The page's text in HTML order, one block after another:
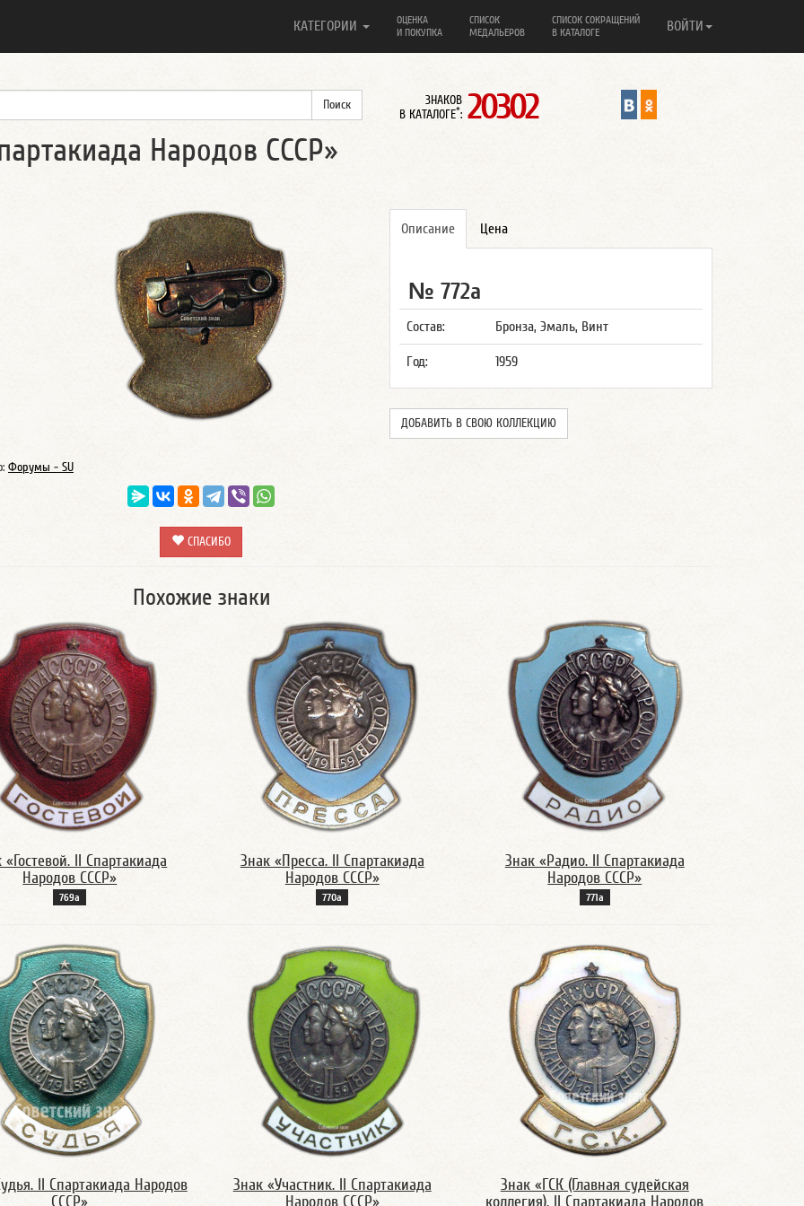
КАТЕГОРИИ
ОЦЕНКА
И ПОКУПКА
СПИСОК
МЕДАЛЬЕРОВ
СПИСОК СОКРАЩЕНИЙ
В КАТАЛОГЕ
ВОЙТИ
ЗНАКОВ
В КАТАЛОГЕ*: 20302
Народов СССР»
Описание Цена
№ 772а
Состав: Бронза, Эмаль, Винт
Год: 1959
ДОБАВИТЬ В СВОЮ КОЛЛЕКЦИЮ
Форумы - SU
СПАСИБО
Похожие знаки
«Гостевой. II Спартакиада
Народов СССР»
769а
Знак «Пресса. II Спартакиада
Народов СССР»
770а
Знак «Радио. II Спартакиада
Народов СССР»
771а
II Спартакиада Народов
СССР»
Знак «Участник. II Спартакиада
Народов СССР»
Знак «ГСК (Главная судейская
коллегия). II Спартакиада Народов